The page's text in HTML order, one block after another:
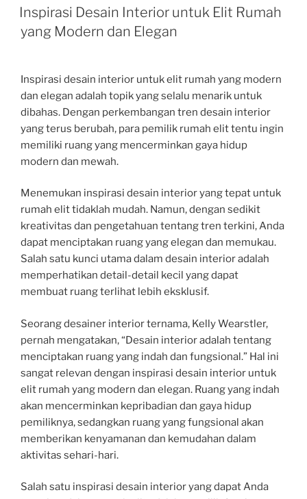
ON
Inspirasi Desain Interior untuk Elit Rumah
yang Modern dan Elegan
Inspirasi desain interior untuk elit rumah yang modern
dan elegan adalah topik yang selalu menarik untuk
dibahas. Dengan perkembangan tren desain interior
yang terus berubah, para pemilik rumah elit tentu ingin
memiliki ruang yang mencerminkan gaya hidup
modern dan mewah.
Menemukan inspirasi desain interior yang tepat untuk
rumah elit tidaklah mudah. Namun, dengan sedikit
kreativitas dan pengetahuan tentang tren terkini, Anda
dapat menciptakan ruang yang elegan dan memukau.
Salah satu kunci utama dalam desain interior adalah
memperhatikan detail-detail kecil yang dapat
membuat ruang terlihat lebih eksklusif.
Seorang desainer interior ternama, Kelly Wearstler,
pernah mengatakan, “Desain interior adalah tentang
menciptakan ruang yang indah dan fungsional.” Hal ini
sangat relevan dengan inspirasi desain interior untuk
elit rumah yang modern dan elegan. Ruang yang indah
akan mencerminkan kepribadian dan gaya hidup
pemiliknya, sedangkan ruang yang fungsional akan
memberikan kenyamanan dan kemudahan dalam
aktivitas sehari-hari.
Salah satu inspirasi desain interior yang dapat Anda